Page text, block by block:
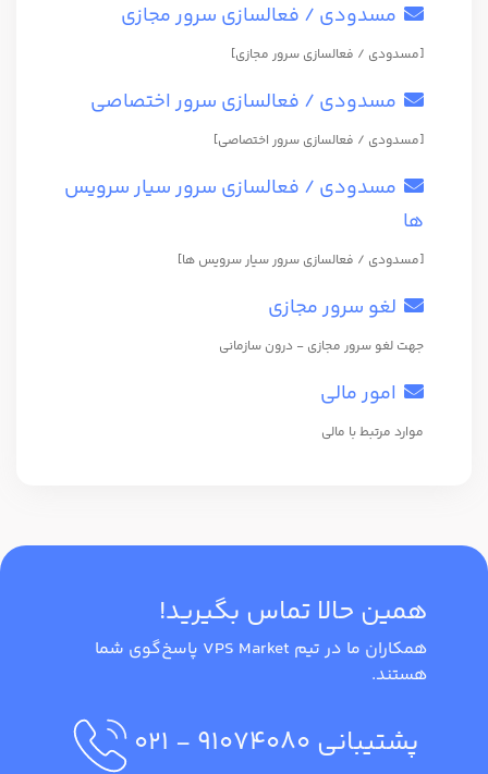
مسدودی / فعالسازی سرور مجازی
[مسدودی / فعالسازی سرور مجازی]
مسدودی / فعالسازی سرور اختصاصی
[مسدودی / فعالسازی سرور اختصاصی]
مسدودی / فعالسازی سرور سیار سرویس
ها
[مسدودی / فعالسازی سرور سیار سرویس ها]
لغو سرور مجازی
جهت لغو سرور مجازی - درون سازمانی
امور مالی
موارد مرتبط با مالی
همین حالا تماس بگیرید!
همکاران ما در تیم VPS Market پاسخ‌گوی شما
هستند.
پشتیبانی ۹۱۰۷۴۰۸۰ - ۰۲۱